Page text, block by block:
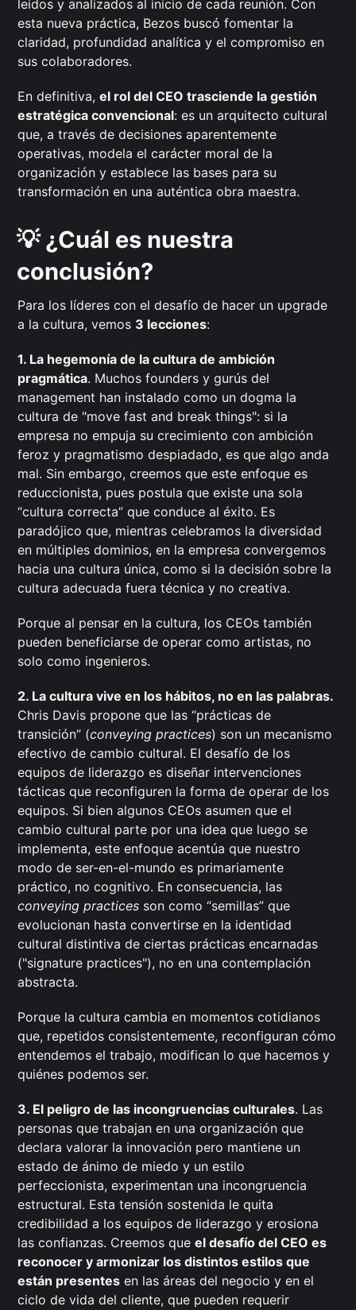
leídos y analizados al inicio de cada reunión. Con
esta nueva práctica, Bezos buscó fomentar la
claridad, profundidad analítica y el compromiso en
sus colaboradores.
En definitiva,el rol del CEO trasciende la gestión
estratégica convencional: es un arquitecto cultural
que, a través de decisiones aparentemente
operativas, modela el carácter moral de la
organización y establece las bases para su
transformación en una auténtica obra maestra.
💡 ¿Cuál es nuestra
conclusión?
Para los líderes con el desafío de hacer un upgrade
a la cultura, vemos 3 lecciones:
1. La hegemonía de la cultura de ambición
pragmática. Muchos founders y gurús del
management han instalado como un dogma la
cultura de "move fast and break things": si la
empresa no empuja su crecimiento con ambición
feroz y pragmatismo despiadado, es que algo anda
mal. Sin embargo, creemos que este enfoque es
reduccionista, pues postula que existe una sola
“cultura correcta” que conduce al éxito. Es
paradójico que, mientras celebramos la diversidad
en múltiples dominios, en la empresa convergemos
hacia una cultura única, como si la decisión sobre la
cultura adecuada fuera técnica y no creativa.
Porque al pensar en la cultura, los CEOs también
pueden beneficiarse de operar como artistas, no
solo como ingenieros.
2. La cultura vive en los hábitos, no en las palabras.
Chris Davis propone que las “prácticas de
transición” (conveying practices) son un mecanismo
efectivo de cambio cultural. El desafío de los
equipos de liderazgo es diseñar intervenciones
tácticas que reconfiguren la forma de operar de los
equipos. Si bien algunos CEOs asumen que el
cambio cultural parte por una idea que luego se
implementa, este enfoque acentúa que nuestro
modo de ser-en-el-mundo es primariamente
práctico, no cognitivo. En consecuencia, las
conveying practices son como “semillas” que
evolucionan hasta convertirse en la identidad
cultural distintiva de ciertas prácticas encarnadas
("signature practices"), no en una contemplación
abstracta.
Porque la cultura cambia en momentos cotidianos
que, repetidos consistentemente, reconfiguran cómo
entendemos el trabajo, modifican lo que hacemos y
quiénes podemos ser.
3. El peligro de las incongruencias culturales. Las
personas que trabajan en una organización que
declara valorar la innovación pero mantiene un
estado de ánimo de miedo y un estilo
perfeccionista, experimentan una incongruencia
estructural. Esta tensión sostenida le quita
credibilidad a los equipos de liderazgo y erosiona
las confianzas. Creemos queel desafío del CEO es
reconocer y armonizar los distintos estilos que
están presentes en las áreas del negocio y en el
ciclo de vida del cliente, que pueden requerir